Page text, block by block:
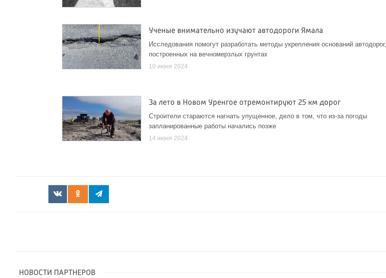
Ученые внимательно изучают автодороги Ямала
Исследования помогут разработать методы укрепления оснований автодорог,
построенных на вечномерзлых грунтах
10 июня 2024
За лето в Новом Уренгое отремонтируют 25 км дорог
Строители стараются нагнать упущенное, дело в том, что из-за погоды
запланированные работы начались позже
14 июня 2024
НОВОСТИ ПАРТНЕРОВ